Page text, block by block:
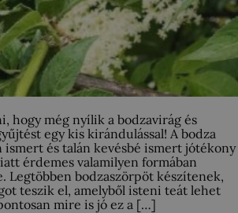
hogy még nyílik a bodzavirág és
egy kis kirándulással! A bodza
ismert és talán kevésbé ismert jótékony
érdemes valamilyen formában
Legtöbben bodzaszörpöt készítenek,
teszik el, amelyből isteni teát lehet
mire is jó ez a […]